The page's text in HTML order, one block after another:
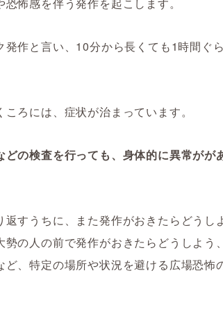
発作と言い、10分から長くても1時間ぐ
ろには、症状が治まっています。
の検査を行っても、身体的に異常がが
すうちに、また発作がおきたらどうし
の人の前で発作がおきたらどうしよう
、特定の場所や状況を避ける広場恐怖